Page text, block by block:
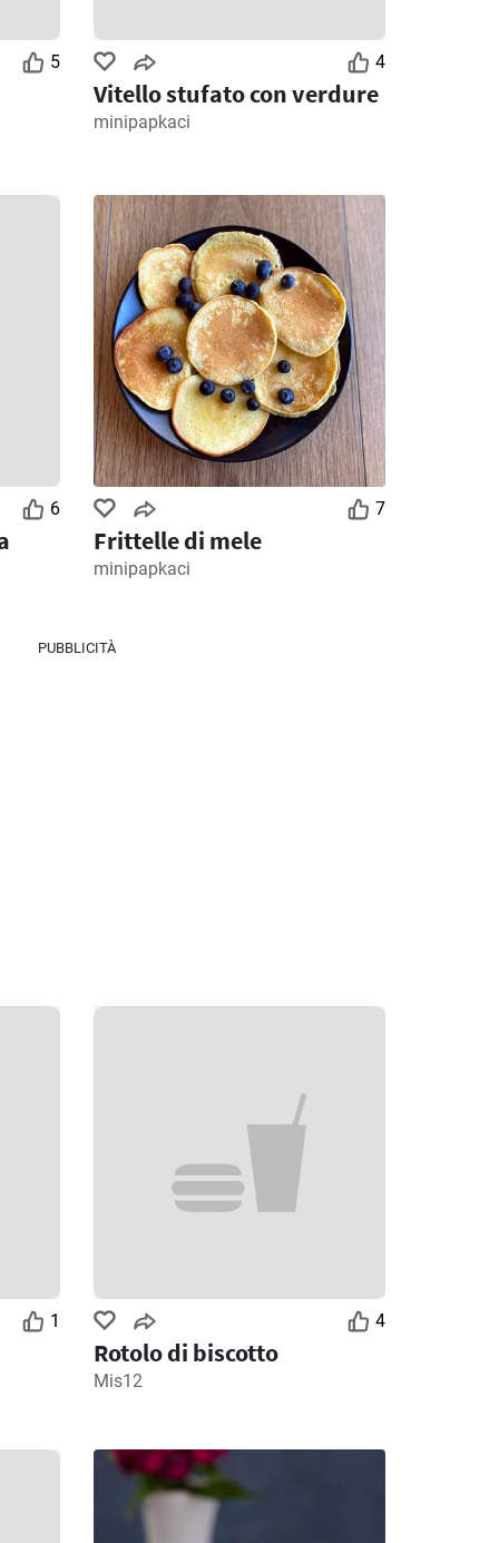
MD Discount volantino
28/07/2026 - 09/08/2026
Ipercoop volantino
5 4
Vitello stufato con verdure
minipapkaci
6 7
Frittelle di mele
minipapkaci
PUBBLICITÀ
1 4
Rotolo di biscotto
Mis12